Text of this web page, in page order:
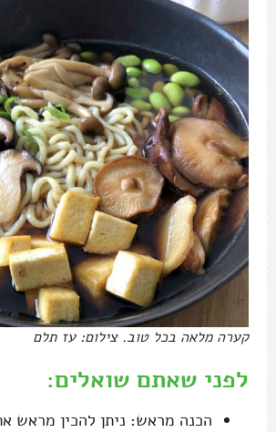
קערה מלאה בכל טוב. צילום: עז תלם
לפני שאתם שואלים:
הכנה מראש: ניתן להכין מראש